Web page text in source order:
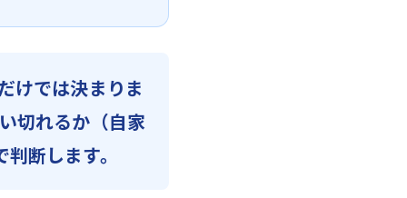
けでは決まりま
切れるか（自家
断します。